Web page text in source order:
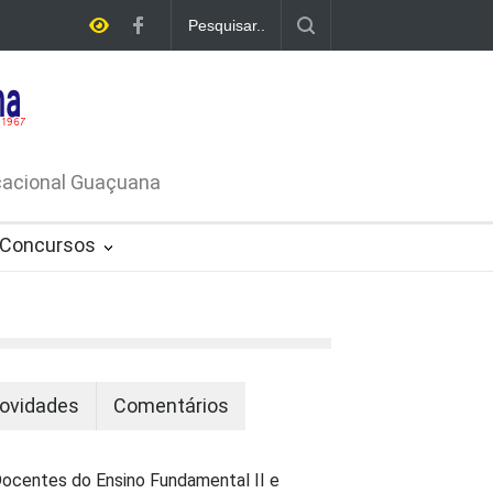
Nº
Guaçuana
Concursos
Comentários
do Ensino Fundamental II e